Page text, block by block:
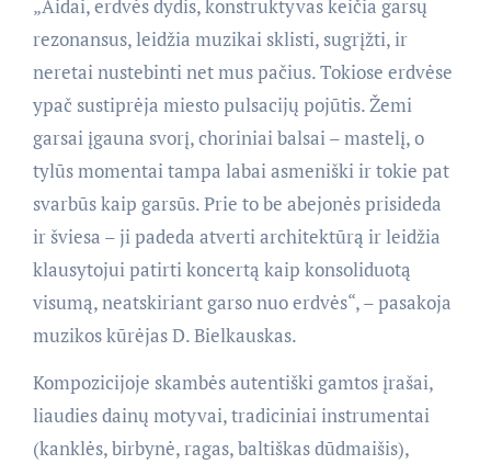
„Aidai, erdvės dydis, konstruktyvas keičia garsų
rezonansus, leidžia muzikai sklisti, sugrįžti, ir
neretai nustebinti net mus pačius. Tokiose erdvėse
ypač sustiprėja miesto pulsacijų pojūtis. Žemi
garsai įgauna svorį, choriniai balsai – mastelį, o
tylūs momentai tampa labai asmeniški ir tokie pat
svarbūs kaip garsūs. Prie to be abejonės prisideda
ir šviesa – ji padeda atverti architektūrą ir leidžia
klausytojui patirti koncertą kaip konsoliduotą
visumą, neatskiriant garso nuo erdvės“, – pasakoja
muzikos kūrėjas D. Bielkauskas.
Kompozicijoje skambės autentiški gamtos įrašai,
liaudies dainų motyvai, tradiciniai instrumentai
(kanklės, birbynė, ragas, baltiškas dūdmaišis),